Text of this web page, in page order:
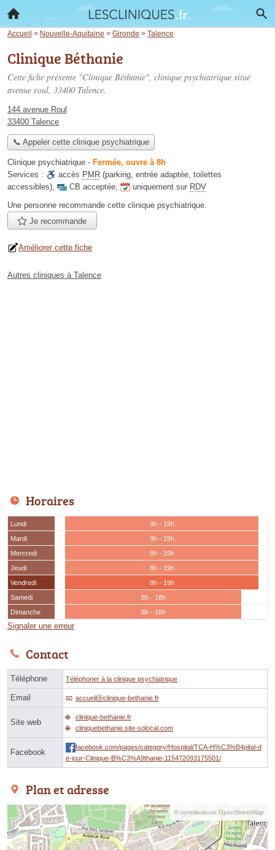
Accueil > Nouvelle-Aquitaine > Gironde > Talence
Clinique Béthanie
Cette fiche présente "Clinique Béthanie", clinique psychiatrique situé
avenue roul, 33400 Talence.
144 avenue Roul
33400 Talence
📞 Appeler cette clinique psychiatrique
Clinique psychiatrique - Fermée, ouvre à 8h
Services :
accès PMR (parking, entrée adaptée, toilettes
accessibles), CB acceptée, uniquement sur RDV
Une personne recommande cette clinique psychiatrique.
Je recommande
Améliorer cette fiche
Autres cliniques à Talence
Horaires
Lundi
8h - 19h
Mardi
8h - 19h
Mercredi
8h - 19h
Jeudi
8h - 19h
Vendredi
8h - 19h
Samedi
8h - 18h
Dimanche
8h - 18h
Signaler une erreur
Contact
Téléphone Téléphoner à la clinique psychiatrique
Email accueilⓐclinique-bethanie.fr
Site web
clinique-bethanie.fr
cliniquebethanie.site-solocal.com
Facebook
facebook.com/pages/category/Hospital/TCA-H%C3%B4pital-d
e-jour-Clinique-B%C3%A9thanie-115472093175501/
Plan et adresse
© contributeurs OpenStreetMap